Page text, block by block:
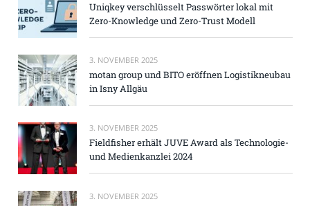
Uniqkey verschlüsselt Passwörter lokal mit
Zero-Knowledge und Zero-Trust Modell
3. NOVEMBER 2025
motan group und BITO eröffnen Logistikneubau
in Isny Allgäu
3. NOVEMBER 2025
Fieldfisher erhält JUVE Award als Technologie-
und Medienkanzlei 2024
3. NOVEMBER 2025